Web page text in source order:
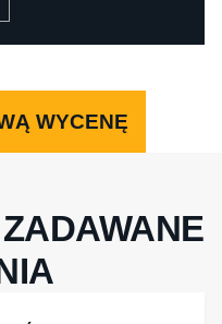
WYCENĘ
ZADAWANE